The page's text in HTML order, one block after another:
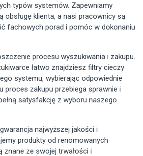
typów systemów. Zapewniamy
obsługę klienta, a nasi pracownicy są
fachowych porad i pomóc w dokonaniu
procesu wyszukiwania i zakupu.
łatwo znajdziesz filtry cieczy
systemu, wybierając odpowiednie
proces zakupu przebiega sprawnie i
satysfakcję z wyboru naszego
najwyższej jakości i
produkty od renomowanych
znane ze swojej trwałości i